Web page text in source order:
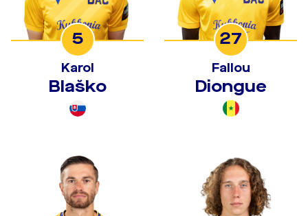
5
Karol
Blaško
27
Fallou
Diongue